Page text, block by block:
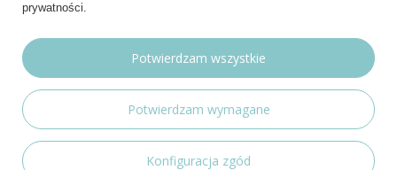
prywatności.
Potwierdzam wymagane
Konfiguracja zgód
Potwierdzam wszystkie